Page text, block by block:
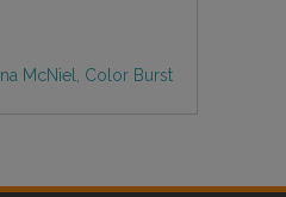
McNiel, Color Burst